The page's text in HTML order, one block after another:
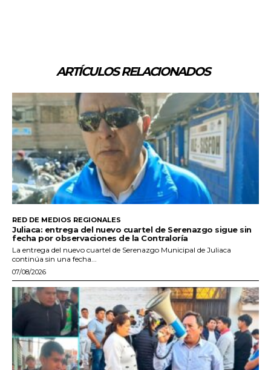
ARTÍCULOS RELACIONADOS
RED DE MEDIOS REGIONALES
Juliaca: entrega del nuevo cuartel de Serenazgo sigue sin
fecha por observaciones de la Contraloría
La entrega del nuevo cuartel de Serenazgo Municipal de Juliaca
continúa sin una fecha...
07/08/2026